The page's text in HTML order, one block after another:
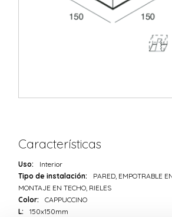
Características
Uso:
Interior
Tipo de instalación:
PARED, EMPOTRABLE
MONTAJE EN TECHO, RIELES
Color:
CAPPUCCINO
L:
150x150mm